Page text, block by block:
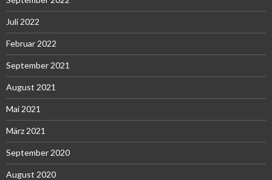
Juli 2022
Februar 2022
September 2021
August 2021
Mai 2021
März 2021
September 2020
August 2020